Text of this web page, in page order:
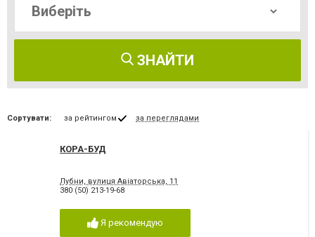
ЗНАЙТИ
Сортувати: за рейтингом за переглядами
КОРА-БУД
Лубни, вулиця Авіаторська, 11
380 (50) 213-19-68
Я рекомендую